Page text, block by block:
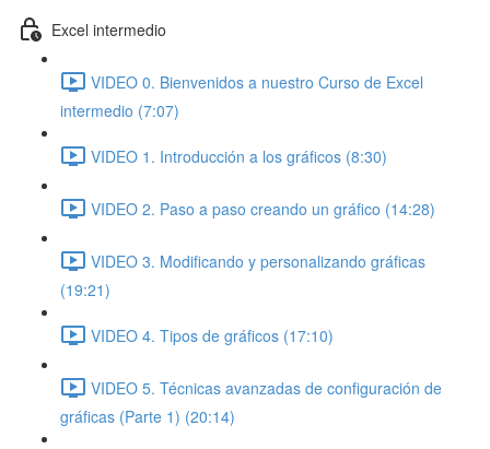
Excel intermedio
VIDEO 0. Bienvenidos a nuestro Curso de Excel
intermedio (7:07)
VIDEO 1. Introducción a los gráficos (8:30)
VIDEO 2. Paso a paso creando un gráfico (14:28)
VIDEO 3. Modificando y personalizando gráficas
(19:21)
VIDEO 4. Tipos de gráficos (17:10)
VIDEO 5. Técnicas avanzadas de configuración de
gráficas (Parte 1) (20:14)